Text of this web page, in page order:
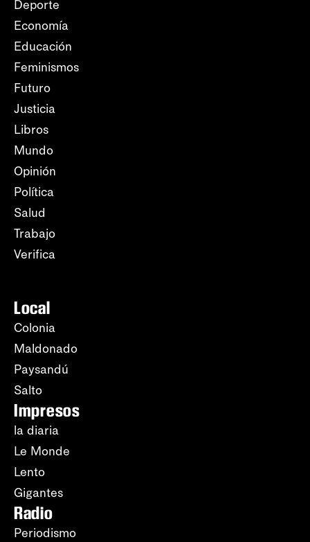
Deporte
Economía
Educación
Feminismos
Futuro
Justicia
Libros
Mundo
Opinión
Política
Salud
Trabajo
Verifica
Local
Colonia
Maldonado
Paysandú
Salto
Impresos
la diaria
Le Monde
Lento
Gigantes
Radio
Periodismo